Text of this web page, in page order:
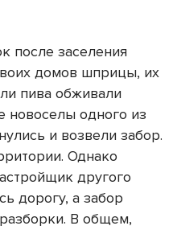
после заселения
домов шприцы, их
пива обживали
новоселы одного из
и возвели забор.
Однако
другого
дорогу, а забор
В общем,